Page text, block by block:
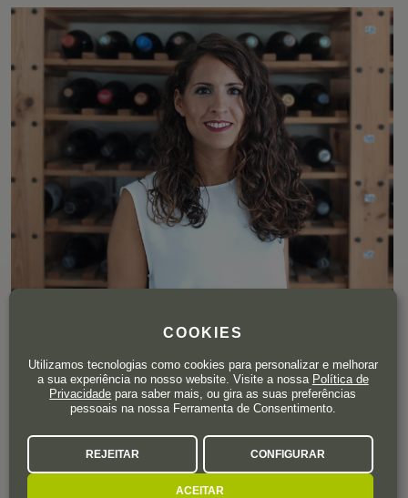
Guadalupe Asensio
Marketing
COOKIES
Utilizamos tecnologias como cookies para personalizar e melhorar
a sua experiência no nosso website. Visite a nossa Política de
Privacidade para saber mais, ou gira as suas preferências
pessoais na nossa Ferramenta de Consentimento.
REJEITAR CONFIGURAR
ACEITAR